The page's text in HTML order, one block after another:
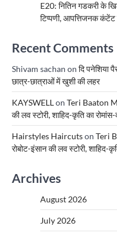
E20: नितिन गडकरी के
टिप्पणी, आपत्तिजनक
Recent Comments
Shivam sachan on दि पनेशिया
छात्र-छात्राओं में खुशी की लहर
KAYSWELLon Teri Baaton
की लव स्टोरी, शाहिद-कृति का
Hairstyles Haircutson Teri
रोबोट-इंसान की लव स्टोरी, शाहिद-
Archives
August 2026
July 2026